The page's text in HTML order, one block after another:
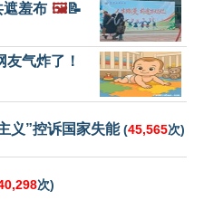
遮羞布 🖼️📝
气炸了！
义”控诉国家失能(45,565次)
次)